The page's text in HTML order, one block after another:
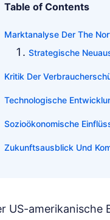
Table of Contents
Marktanalyse Der The
Strategische
Kritik Der
Technologische
Sozioökonomische
Zukunftsausblick Und
US-amerikanische